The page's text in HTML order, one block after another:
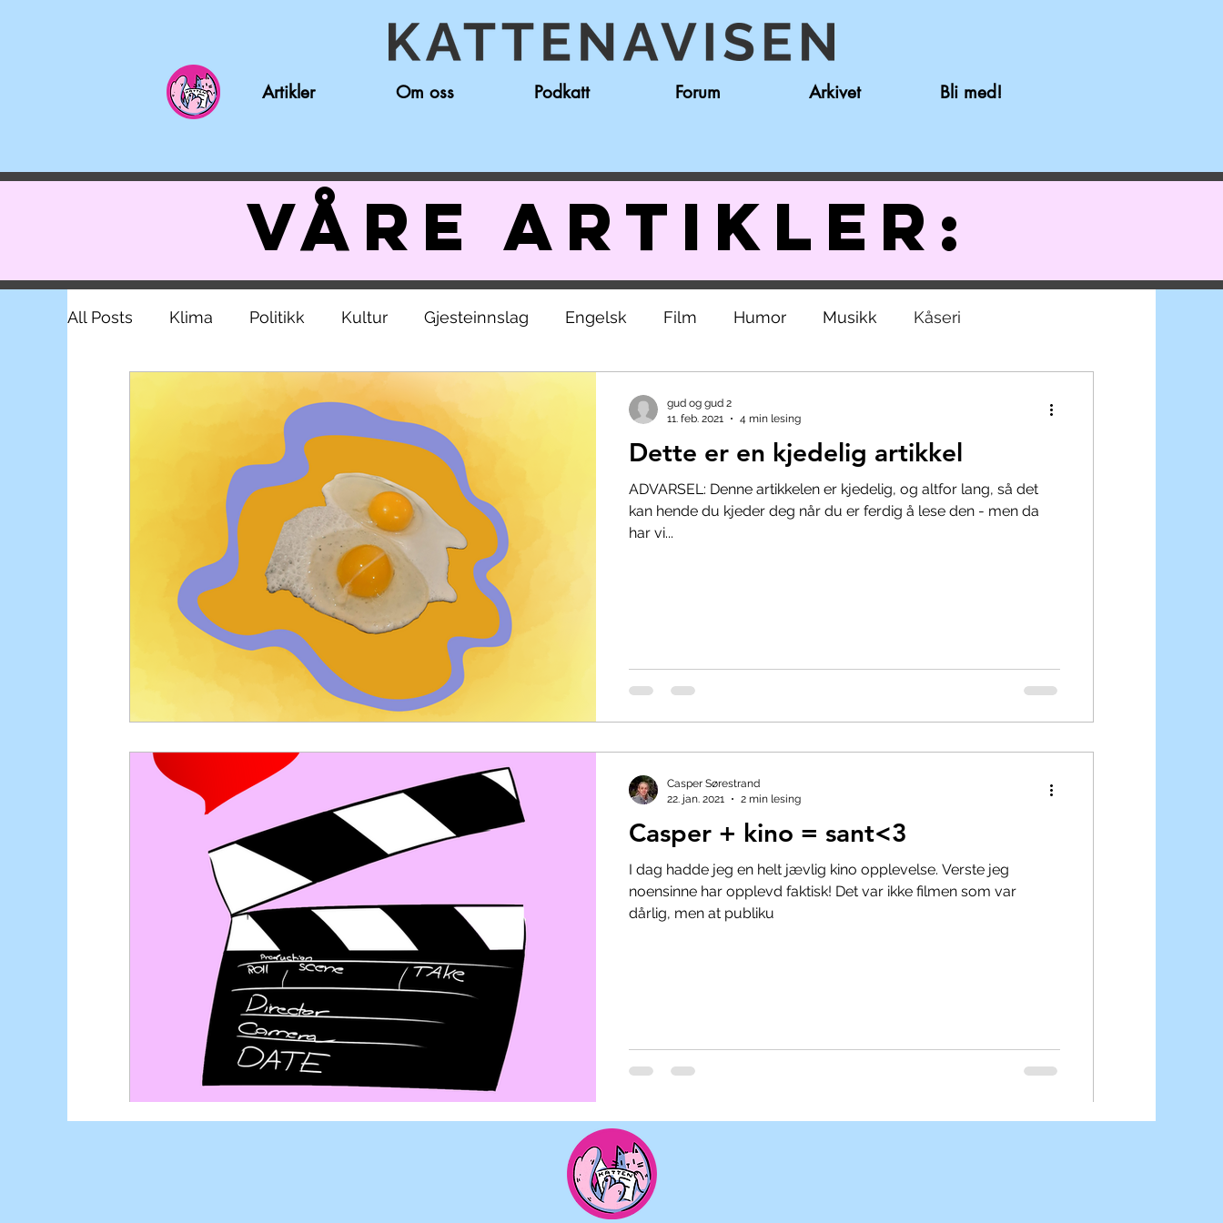
Artikler Om oss Podkatt Forum Arkivet Bli med!
Våre artikler:
All Posts Klima Politikk Kultur Gjesteinnslag Engelsk Film Humor Musikk Kåseri
Nyheter
Dette er en kjedelig artikkel
ADVARSEL: Denne artikkelen er kjedelig, og altfor lang, så det
kan hende du kjeder deg når du er ferdig å lese den - men da
har vi...
gud og gud 2
11. feb. 2021
4 min lesing
Casper + kino = sant<3
I dag hadde jeg en helt jævlig kino opplevelse. Verste jeg
noensinne har opplevd faktisk! Det var ikke filmen som var
dårlig, men at publiku
Casper Sørestrand
22. jan. 2021
2 min lesing